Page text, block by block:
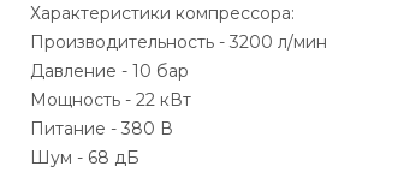
Характеристики компрессора:
Производительность - 3200 л/мин
Давление - 10 бар
Мощность - 22 кВт
Питание - 380 В
Шум - 68 дБ